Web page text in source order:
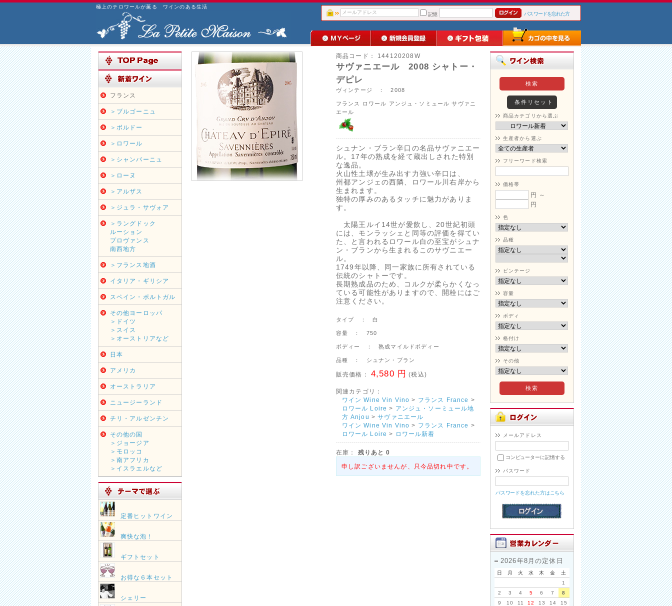
極上のテロワールが薫る ワインのある生活
記憶
パスワードを忘れた方
フランス
＞ブルゴーニュ
＞ボルドー
＞ロワール
＞シャンパーニュ
＞ローヌ
＞アルザス
＞ジュラ・サヴォア
＞ラングドック
ルーション
プロヴァンス
南西地方
＞フランス地酒
イタリア・ギリシア
スペイン・ポルトガル
その他ヨーロッパ
＞ドイツ
＞スイス
＞オーストリアなど
日本
アメリカ
オーストラリア
ニュージーランド
チリ・アルゼンチン
その他の国
＞ジョージア
＞モロッコ
＞南アフリカ
＞イスラエルなど
定番ヒットワイン
爽快な泡！
ギフトセット
お得な６本セット
シェリー
商品コード： 144120208W
サヴァニエール 2008 シャトー・
デピレ
ヴィンテージ ： 2008
フランス ロワール アンジュ・ソミュールサヴァニ
エール
シュナン・ブラン辛口の名品サヴァニエー
ル。17年の熟成を経て蔵出しされた特別
な逸品。
火山性土壌が生み出す力強い辛口は、
州都アンジェの西隣、ロワール川右岸から
生まれます。
独特の厚みのあるタッチに魅力がありま
す。
太陽王ルイ14世が愛飲し、20世紀初頭
には、モンラッシェと同等の評価を得てい
た、と言われるロワール白の至宝がシュナ
ン・ブランから生まれるこのサヴニエー
ル。
1749年以降、同一家族に所有されている
伝統のシャトーです。
長期熟成品のため、コルクが柔らかくなっ
ている可能性がありますので、開栓にはご
注意ください。
タイプ ： 白
容量 ： 750
ボディー ： 熟成マイルドボディー
品種 ： シュナン・ブラン
販売価格： 4,580 円 (税込)
関連カテゴリ：
ワイン Wine Vin Vino > フランス France >
ロワール Loire > アンジュ・ソーミュール地
方 Anjou >サヴァニエール
ワイン Wine Vin Vino > フランス France >
ロワール Loire > ロワール新着
在庫： 残りあと 0
申し訳ございませんが、只今品切れ中です。
商品カテゴリから選ぶ
生産者から選ぶ
フリーワード検索
価格帯
円 ～
円
色
品種
ビンテージ
容量
ボディ
格付け
その他
メールアドレス
コンピューターに記憶する
パスワード
パスワードを忘れた方はこちら
2026年8月の定休日
日 月 火 水 木 金
土
1
2
3 4 5 6 7
8
9
10 11 12 13 14
15